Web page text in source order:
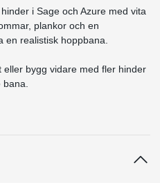
i Sage och Azure med vita
plankor och en
realistisk hoppbana.
bygg vidare med fler hinder